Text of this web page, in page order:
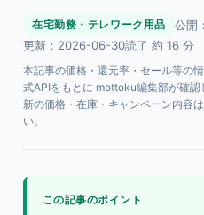
在宅勤務・テレワーク用品
公開
更新：2026-06-30読了 約 16 分
本記事の価格・還元率・セール等の
式APIをもとに mottoku編集部が確
新の価格・在庫・キャンペーン内容
い。
この記事のポイント